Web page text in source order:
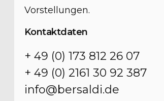
Vorstellungen.
Kontaktdaten
+ 49 (0) 173 812 26 07
+ 49 (0) 2161 30 92 387
info@bersaldi.de